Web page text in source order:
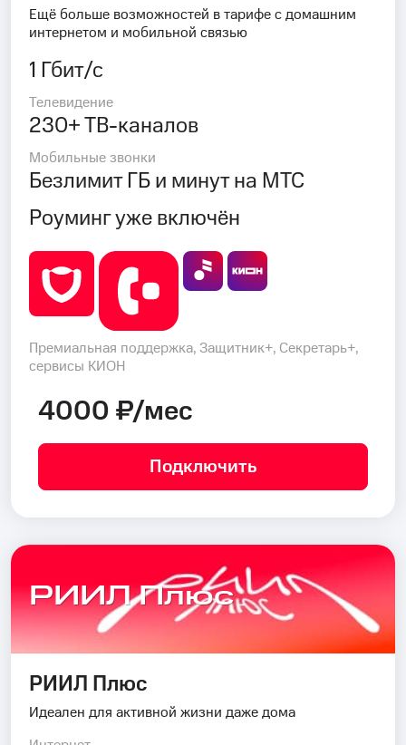
Ещё больше возможностей в тарифе с домашним
интернетом и мобильной связью
1 Гбит/с
Телевидение
230+ ТВ-каналов
Мобильные звонки
Безлимит ГБ и минут на МТС
Роуминг уже включён
Премиальная поддержка, Защитник+, Секретарь+,
сервисы КИОН
4000 ₽/мес
Подключить
РИИЛ Плюс
РИИЛ Плюс
Идеален для активной жизни даже дома